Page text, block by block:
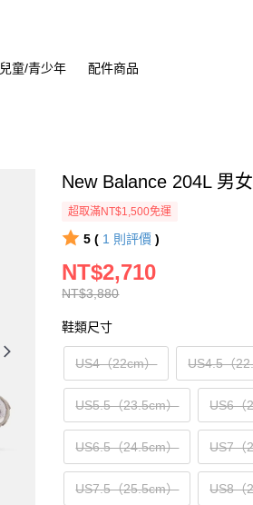
兒童/青少年 配件商品
New Balance 204L 男
超取滿NT$1,500免運
5 ( 1 則評價 )
NT$3,880
NT$2,710
鞋類尺寸
US4（22cm） US4.5（
US5.5（23.5cm） US6（
US6.5（24.5cm） US7（
US7.5（25.5cm） US8（